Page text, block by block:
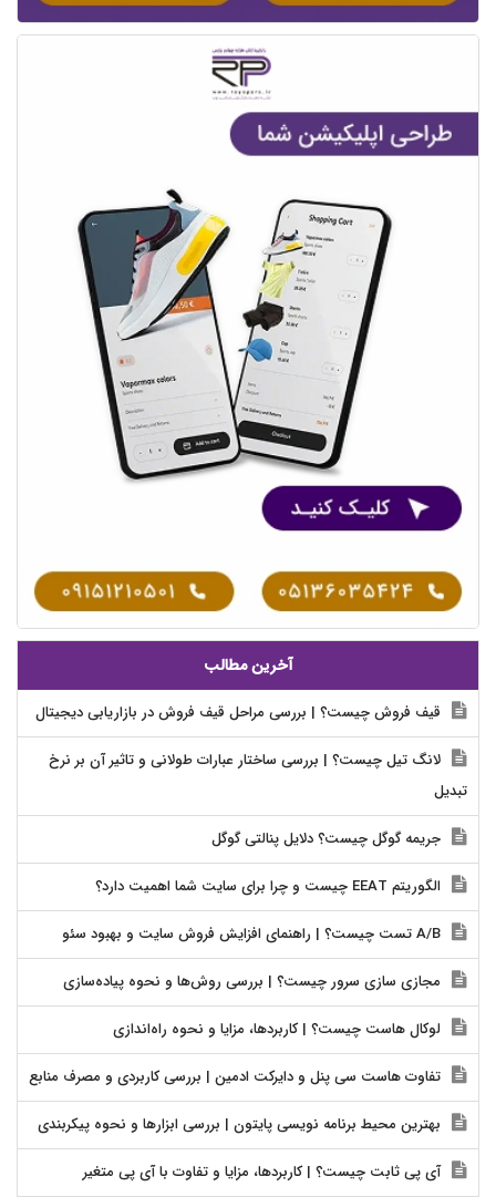
آخرین مطالب
قیف فروش چیست؟ | بررسی مراحل قیف فروش در بازاریابی دیجیتال
لانگ تیل چیست؟ | بررسی ساختار عبارات طولانی و تاثیر آن بر نرخ
تبدیل
جریمه گوگل چیست؟ دلایل پنالتی گوگل
الگوریتم EEAT چیست و چرا برای سایت شما اهمیت دارد؟
مجازی سازی سرور چیست؟ | بررسی روش‌ها و نحوه پیاده‌سازی
لوکال هاست چیست؟ | کاربردها، مزایا و نحوه راه‌اندازی
تفاوت هاست سی پنل و دایرکت ادمین | بررسی کاربردی و مصرف منابع
بهترین محیط برنامه نویسی پایتون | بررسی ابزارها و نحوه پیکربندی
آی پی ثابت چیست؟ | کاربردها، مزایا و تفاوت با آی پی متغیر